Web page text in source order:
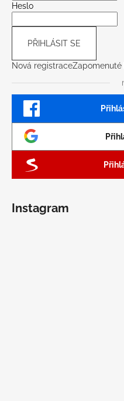
Heslo
PŘIHLÁSIT SE
Nová registraceZapomenuté
Instagram